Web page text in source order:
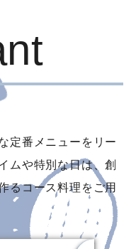
定番メニューをリー
ムや特別な日は、創
るコース料理をご用